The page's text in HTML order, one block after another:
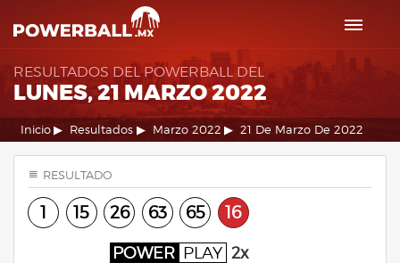
RESULTADOS DEL POWERBALL DEL
LUNES, 21 MARZO 2022
Inicio Resultados Marzo 2022 21 De Marzo De 2022
RESULTADO
1 15 26 63 65 16
POWER PLAY 2x